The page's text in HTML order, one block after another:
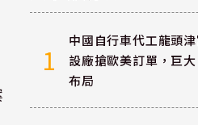
1
中國自行車代工龍頭
設廠搶歐美訂單，巨
布局